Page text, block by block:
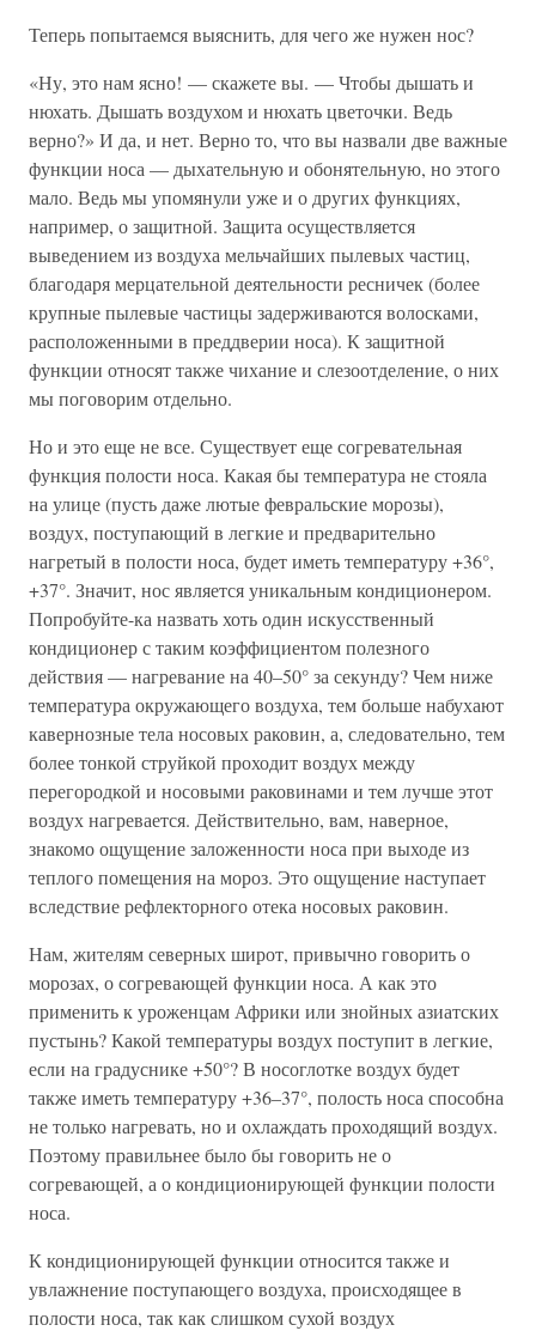
Теперь попытаемся выяснить, для чего же нужен нос?
«Ну, это нам ясно! — скажете вы. — Чтобы дышать и
нюхать. Дышать воздухом и нюхать цветочки. Ведь
верно?» И да, и нет. Верно то, что вы назвали две важные
функции носа — дыхательную и обонятельную, но этого
мало. Ведь мы упомянули уже и о других функциях,
например, о защитной. Защита осуществляется
выведением из воздуха мельчайших пылевых частиц,
благодаря мерцательной деятельности ресничек (более
крупные пылевые частицы задерживаются волосками,
расположенными в преддверии носа). К защитной
функции относят также чихание и слезоотделение, о них
мы поговорим отдельно.
Но и это еще не все. Существует еще согревательная
функция полости носа. Какая бы температура не стояла
на улице (пусть даже лютые февральские морозы),
воздух, поступающий в легкие и предварительно
нагретый в полости носа, будет иметь температуру +36°,
+37°. Значит, нос является уникальным кондиционером.
Попробуйте-ка назвать хоть один искусственный
кондиционер с таким коэффициентом полезного
действия — нагревание на 40–50° за секунду? Чем ниже
температура окружающего воздуха, тем больше набухают
кавернозные тела носовых раковин, а, следовательно, тем
более тонкой струйкой проходит воздух между
перегородкой и носовыми раковинами и тем лучше этот
воздух нагревается. Действительно, вам, наверное,
знакомо ощущение заложенности носа при выходе из
теплого помещения на мороз. Это ощущение наступает
вследствие рефлекторного отека носовых раковин.
Нам, жителям северных широт, привычно говорить о
морозах, о согревающей функции носа. А как это
применить к уроженцам Африки или знойных азиатских
пустынь? Какой температуры воздух поступит в легкие,
если на градуснике +50°? В носоглотке воздух будет
также иметь температуру +36–37°, полость носа способна
не только нагревать, но и охлаждать проходящий воздух.
Поэтому правильнее было бы говорить не о
согревающей, а о кондиционирующей функции полости
носа.
К кондиционирующей функции относится также и
увлажнение поступающего воздуха, происходящее в
полости носа, так как слишком сухой воздух